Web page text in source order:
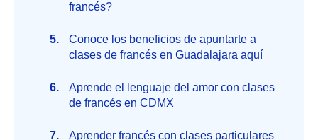
francés?
Conoce los beneficios de apuntarte a
clases de francés en Guadalajara aquí
Aprende el lenguaje del amor con clases
de francés en CDMX
Aprender francés con clases particulares